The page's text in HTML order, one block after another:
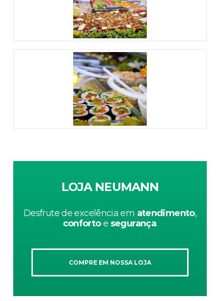
LOJA NEUMANN
Desfrute de excelência em atendimento,
confortoe segurança.
COMPRE EM NOSSA LOJA